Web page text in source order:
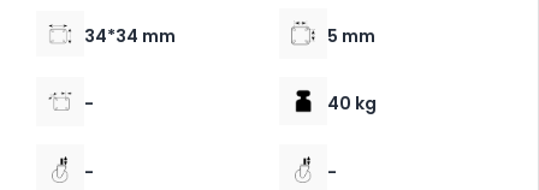
34*34 mm 5 mm
- 40 kg
- -